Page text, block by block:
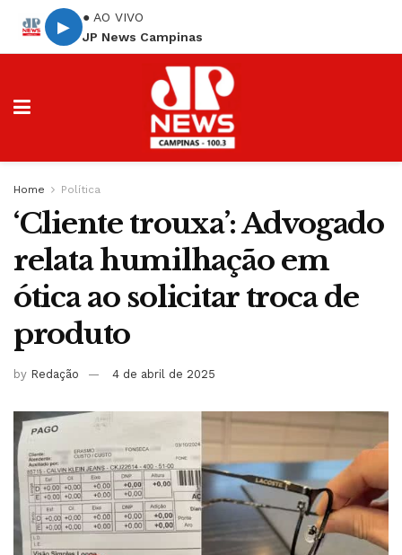
▶
● AO VIVO
JP News Campinas
Home Política
‘Cliente trouxa’: Advogado
relata humilhação em
ótica ao solicitar troca de
produto
by Redação 4 de abril de 2025